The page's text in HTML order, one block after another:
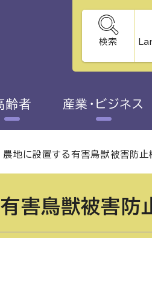
検索
齢者 産業・ビジネス
農地に設置する有害鳥獣被害防止
害鳥獣被害防